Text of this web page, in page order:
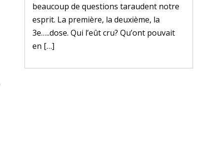
beaucoup de questions taraudent notre
esprit. La première, la deuxième, la
3e…..dose. Qui l’eût cru? Qu’ont pouvait
en […]